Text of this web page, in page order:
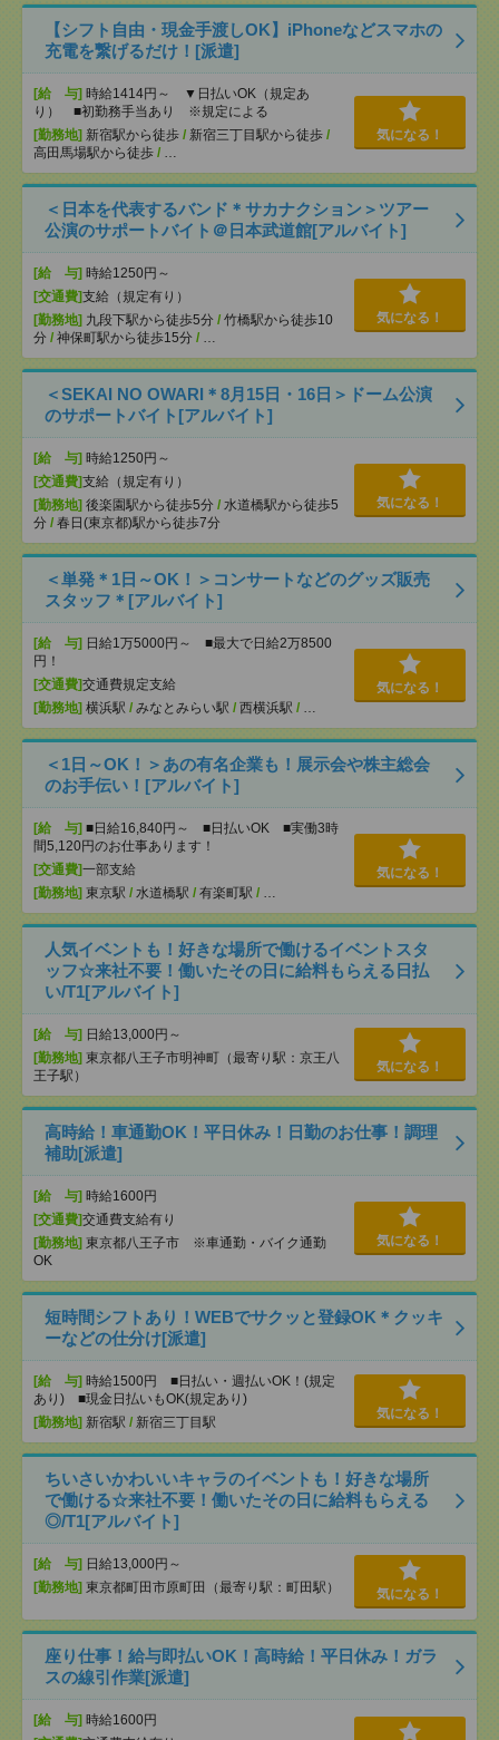
【シフト自由・現金手渡しOK】iPhoneなどスマホの
充電を繋げるだけ！[派遣]
[給 与] 時給1414円～ ▼日払いOK（規定あ
り） ■初勤務手当あり ※規定による
[勤務地] 新宿駅から徒歩 / 新宿三丁目駅から徒歩 /
高田馬場駅から徒歩 / …
気になる！
＜日本を代表するバンド＊サカナクション＞ツアー
公演のサポートバイト＠日本武道館[アルバイト]
[給 与] 時給1250円～
[交通費]支給（規定有り）
[勤務地] 九段下駅から徒歩5分 / 竹橋駅から徒歩10
分 / 神保町駅から徒歩15分 / …
気になる！
＜SEKAI NO OWARI＊8月15日・16日＞ドーム公演
のサポートバイト[アルバイト]
[給 与] 時給1250円～
[交通費]支給（規定有り）
[勤務地] 後楽園駅から徒歩5分 / 水道橋駅から徒歩5
分 / 春日(東京都)駅から徒歩7分
気になる！
＜単発＊1日～OK！＞コンサートなどのグッズ販売
スタッフ＊[アルバイト]
[給 与] 日給1万5000円～ ■最大で日給2万8500
円！
[交通費]交通費規定支給
[勤務地] 横浜駅 / みなとみらい駅 / 西横浜駅 / …
気になる！
＜1日～OK！＞あの有名企業も！展示会や株主総会
のお手伝い！[アルバイト]
[給 与] ■日給16,840円～ ■日払いOK ■実働3時
間5,120円のお仕事あります！
[交通費]一部支給
[勤務地] 東京駅 / 水道橋駅 / 有楽町駅 / …
気になる！
人気イベントも！好きな場所で働けるイベントスタ
ッフ☆来社不要！働いたその日に給料もらえる日払
い/T1[アルバイト]
[給 与] 日給13,000円～
[勤務地] 東京都八王子市明神町（最寄り駅：京王八
王子駅）
気になる！
高時給！車通勤OK！平日休み！日勤のお仕事！調理
補助[派遣]
[給 与] 時給1600円
[交通費]交通費支給有り
[勤務地] 東京都八王子市 ※車通勤・バイク通勤
OK
気になる！
短時間シフトあり！WEBでサクッと登録OK＊クッキ
ーなどの仕分け[派遣]
[給 与] 時給1500円 ■日払い・週払いOK！(規定
あり) ■現金日払いもOK(規定あり)
[勤務地] 新宿駅 / 新宿三丁目駅
気になる！
ちいさいかわいいキャラのイベントも！好きな場所
で働ける☆来社不要！働いたその日に給料もらえる
◎/T1[アルバイト]
[給 与] 日給13,000円～
[勤務地] 東京都町田市原町田（最寄り駅：町田駅） 気になる！
座り仕事！給与即払いOK！高時給！平日休み！ガラ
スの線引作業[派遣]
[給 与] 時給1600円